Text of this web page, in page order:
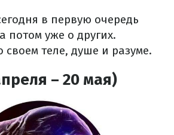
в первую очередь
потом уже о других.
своем теле, душе и разуме.
– 20 мая)